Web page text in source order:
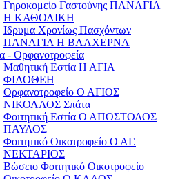
Γηροκομείο Γαστούνης ΠΑΝΑΓΙΑ
Η ΚΑΘΟΛΙΚΗ
Ιδρυμα Χρονίως Πασχόντων
ΠΑΝΑΓΙΑ Η ΒΛΑΧΕΡΝΑ
- Ορφανοτροφεία
Μαθητική Εστία Η ΑΓΙΑ
ΦΙΛΟΘΕΗ
Ορφανοτροφείο Ο ΑΓΙΟΣ
ΝΙΚΟΛΑΟΣ Σπάτα
Φοιτητική Εστία Ο ΑΠΟΣΤΟΛΟΣ
ΠΑΥΛΟΣ
Φοιτητικό Οικοτροφείο Ο ΑΓ.
ΝΕΚΤΑΡΙΟΣ
Βώσειο Φοιτητικό Οικοτροφείο